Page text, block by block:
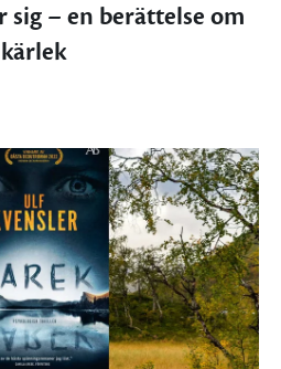
– en berättelse om